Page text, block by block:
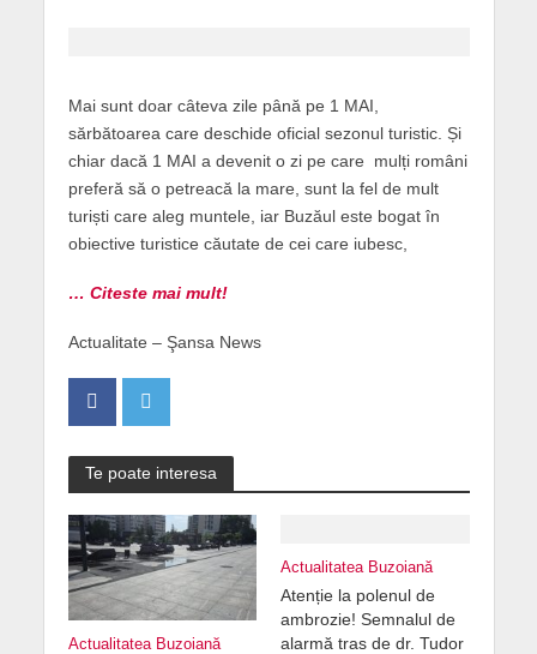
Mai sunt doar câteva zile până pe 1 MAI,
sărbătoarea care deschide oficial sezonul turistic. Și
chiar dacă 1 MAI a devenit o zi pe care mulți români
preferă să o petreacă la mare, sunt la fel de mult
turiști care aleg muntele, iar Buzăul este bogat în
obiective turistice căutate de cei care iubesc,
… Citeste mai mult!
Actualitate – Şansa News
Te poate interesa
Actualitatea Buzoiană
Actualitatea Buzoiană
Atenție la polenul de
ambrozie! Semnalul de
alarmă tras de dr. Tudor